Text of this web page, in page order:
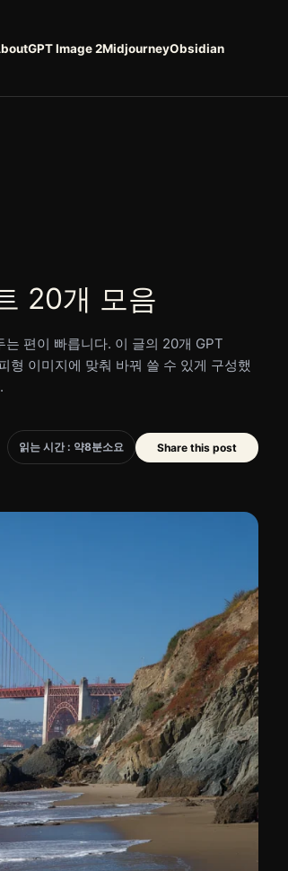
GPT Image 2MidjourneyObsidian
20개 모음
편이 빠릅니다. 이 글의 20개 GPT
형 이미지에 맞춰 바꿔 쓸 수 있게 구성했
읽는 시간 : 약8분소요 Share this post